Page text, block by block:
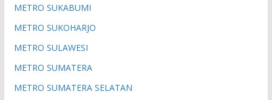
METRO SUKABUMI
METRO SUKOHARJO
METRO SULAWESI
METRO SUMATERA
METRO SUMATERA SELATAN